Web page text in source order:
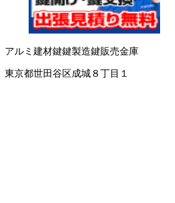
アルミ建材鍵鍵製造鍵販売金庫
東京都世田谷区成城８丁目１